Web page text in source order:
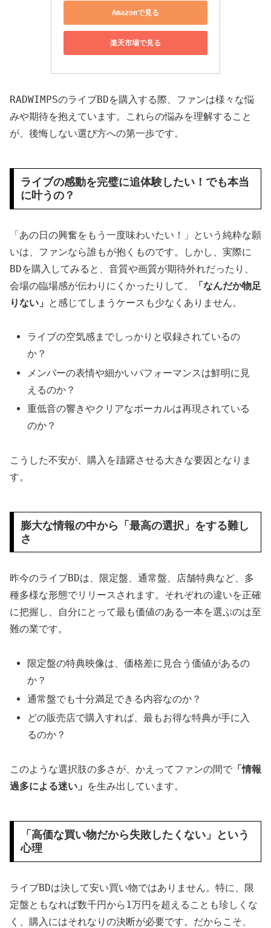
Amazonで見る
楽天市場で見る
RADWIMPSのライブBDを購入する際、ファンは様々な悩
みや期待を抱えています。これらの悩みを理解すること
が、後悔しない選び方への第一歩です。
ライブの感動を完璧に追体験したい！でも本当
に叶うの？
「あの日の興奮をもう一度味わいたい！」という純粋な願
いは、ファンなら誰もが抱くものです。しかし、実際に
BDを購入してみると、音質や画質が期待外れだったり、
会場の臨場感が伝わりにくかったりして、
「なんだか物足
りない」 と感じてしまうケースも少なくありません。
ライブの空気感までしっかりと収録されているの
か？
メンバーの表情や細かいパフォーマンスは鮮明に見
えるのか？
重低音の響きやクリアなボーカルは再現されている
のか？
こうした不安が、購入を躊躇させる大きな要因となりま
す。
膨大な情報の中から「最高の選択」をする難し
さ
昨今のライブBDは、限定盤、通常盤、店舗特典など、多
種多様な形態でリリースされます。それぞれの違いを正確
に把握し、自分にとって最も価値のある一本を選ぶのは至
難の業です。
限定盤の特典映像は、価格差に見合う価値があるの
か？
通常盤でも十分満足できる内容なのか？
どの販売店で購入すれば、最もお得な特典が手に入
るのか？
このような選択肢の多さが、かえってファンの間で 「情報
過多による迷い」 を生み出しています。
「高価な買い物だから失敗したくない」という
心理
ライブBDは決して安い買い物ではありません。特に、限
定盤ともなれば数千円から1万円を超えることも珍しくな
く、購入にはそれなりの決断が必要です。だからこそ、